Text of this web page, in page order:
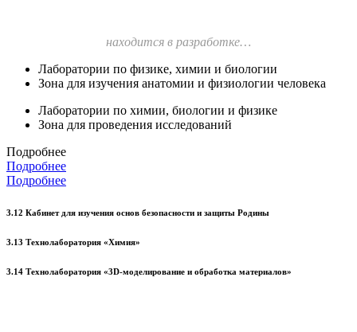
находится в разработке…
Лаборатории по физике, химии и биологии
Зона для изучения анатомии и физиологии человека
Лаборатории по химии, биологии и физике
Зона для проведения исследований
Подробнее
Подробнее
Подробнее
3.12 Кабинет для изучения основ безопасности и защиты Родины
3.13 Технолаборатория «Химия»
3.14 Технолаборатория «3D-моделирование и обработка материалов»